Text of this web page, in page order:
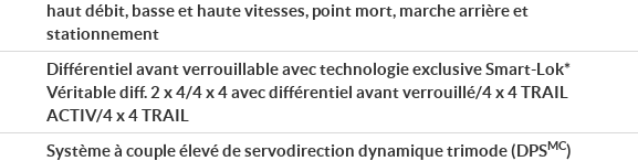
haut débit, basse et haute vitesses, point mort, marche arrière et
stationnement
Différentiel avant verrouillable avec technologie exclusive Smart-Lok*
Véritable diff. 2 x 4/4 x 4 avec différentiel avant verrouillé/4 x 4 TRAIL
ACTIV/4 x 4 TRAIL
Système à couple élevé de servodirection dynamique trimode (DPSMC)